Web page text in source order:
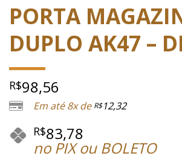
PORTA
DUPLO AK47 –
R$98,56
Em até 8x de R$12,32
R$83,78
no PIX ou BOLETO